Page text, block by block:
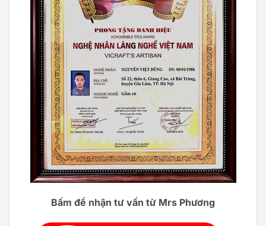
Bấm để nhận tư vấn từ Mrs Phương